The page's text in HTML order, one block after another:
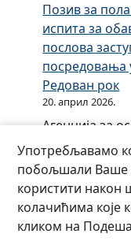
Позив за
испита за
послова
посредовања
Редован рок
20. април 2026.
Агенција за
Републике
кандидата
полагање
за обављање
заступања и
Употребљавамо
побољшали Ваше
користити након
колачићима које
кликом на